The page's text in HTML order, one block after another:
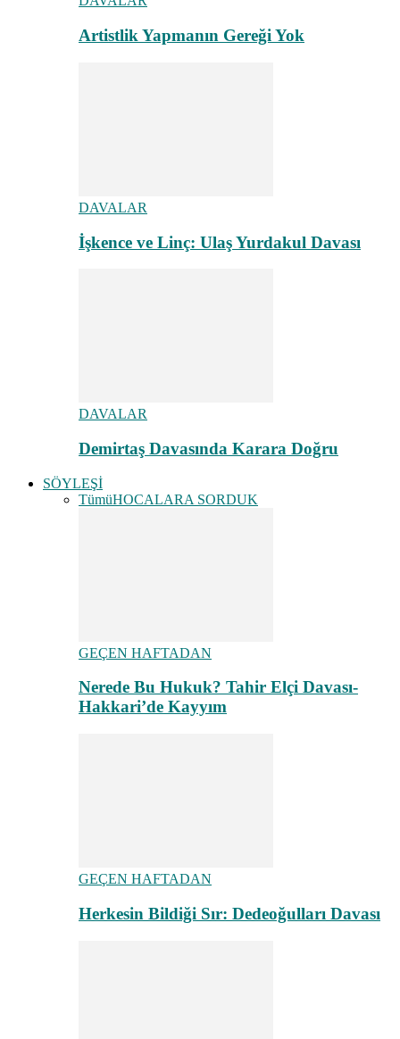
Artistlik Yapmanın Gereği Yok
DAVALAR
İşkence ve Linç: Ulaş Yurdakul Davası
DAVALAR
Demirtaş Davasında Karara Doğru
SÖYLEŞİ
TümüHOCALARA SORDUK
GEÇEN HAFTADAN
Nerede Bu Hukuk? Tahir Elçi Davası-
Hakkari’de Kayyım
GEÇEN HAFTADAN
Herkesin Bildiği Sır: Dedeoğulları Davası